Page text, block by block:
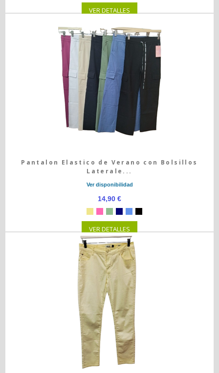
VER DETALLES
Pantalon Elastico de Verano con Bolsillos
Laterale...
Ver disponibilidad
14,90 €
VER DETALLES